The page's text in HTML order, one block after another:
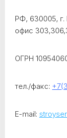
РФ, 630005, г.
офис
ОГРН
тел./факс:
E-mail: